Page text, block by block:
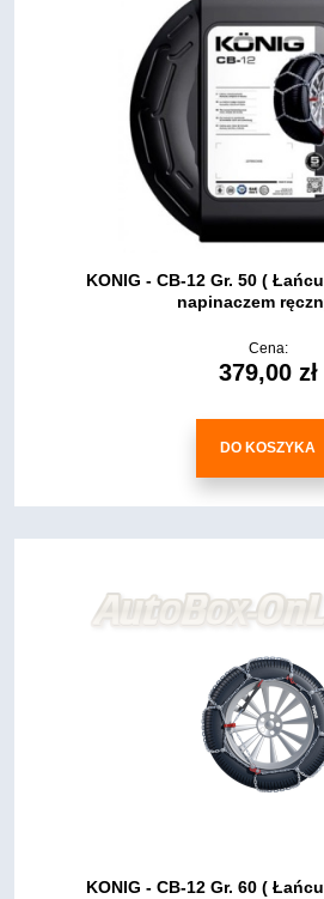
KONIG - CB-12 Gr. 50 (
napinaczem
Cena:
379,00 zł
DO KOSZYKA
KONIG - CB-12 Gr. 60 (